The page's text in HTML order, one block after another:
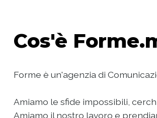
Cos'è
Forme è un'agenzia di
Amiamo le sfide impossibili,
Amiamo il nostro lavoro e